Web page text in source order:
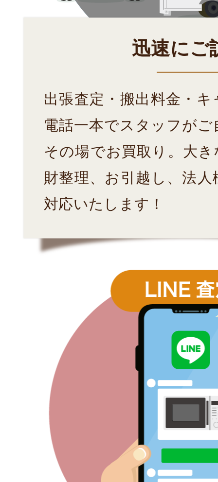
迅速にご
出張査定・搬出料金・
電話一本でスタッフが
その場でお買取り。大
財整理、お引越し、法
対応いたします！